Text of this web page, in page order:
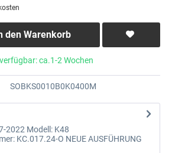
den Warenkorb
ca.1-2 Wochen
SOBKS0010B0K0400M
2022 Modell: K48
KC.017.24-O NEUE AUSFÜHRUNG